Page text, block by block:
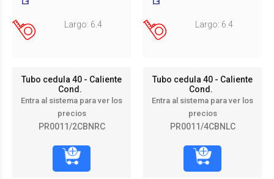
Largo: 6.4
Tubo cedula 40 - Caliente
Cond.
Entra al sistema para ver los
precios
PR0011/2CBNRC
Largo: 6.4
Tubo cedula 40 - Caliente
Cond.
Entra al sistema para ver los
precios
PR0011/4CBNLC